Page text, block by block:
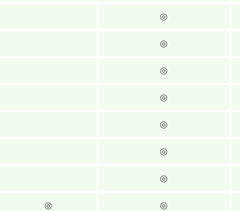
◎
◎
◎
◎
◎
◎
◎
◎ ◎